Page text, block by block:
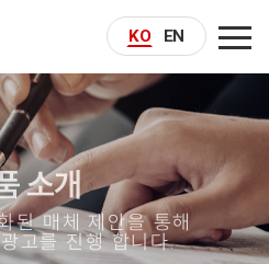
KO EN
소개
된 매체 제안을 통해
고를 진행 합니다.